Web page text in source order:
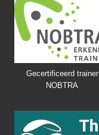
Gecertificeerd trainer
NOBTRA